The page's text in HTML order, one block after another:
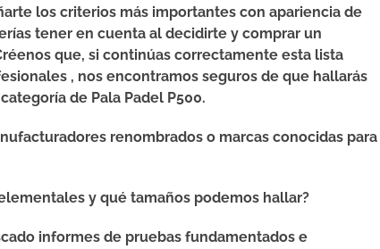
los criterios más importantes con apariencia de
tener en cuenta al decidirte y comprar un
que, si continúas correctamente esta lista
, nos encontramos seguros de que hallarás
de Pala Padel P500.
renombrados o marcas conocidas para
y qué tamaños podemos hallar?
informes de pruebas fundamentados e